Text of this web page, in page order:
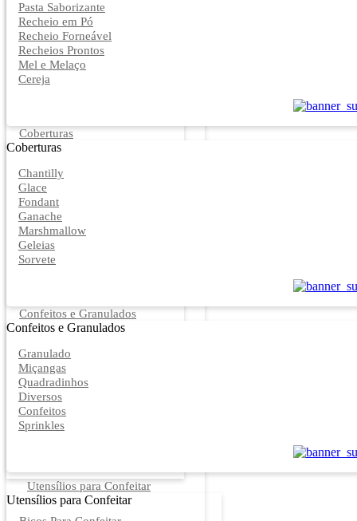
Pasta Saborizante
Recheio em Pó
Recheio Forneável
Recheios Prontos
Mel e Melaço
Cereja
Coberturas
Coberturas
Chantilly
Glace
Fondant
Ganache
Marshmallow
Geleias
Sorvete
Confeitos e Granulados
Confeitos e Granulados
Granulado
Miçangas
Quadradinhos
Diversos
Confeitos
Sprinkles
Utensílios para Confeitar
Utensílios para Confeitar